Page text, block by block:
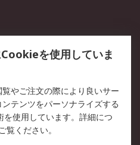
採用情報
コーポレートサイト
を使用していま
やご注文の際により良いサー
テンツをパーソナライズする
使用しています。詳細につ
覧ください。